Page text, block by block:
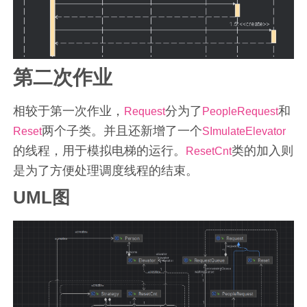
第二次作业
相较于第一次作业， Request分为了 PeopleRequest和
Reset两个子类。并且还新增了一个SImulateElevator
的线程，用于模拟电梯的运行。 ResetCnt类的加入则
是为了方便处理调度线程的结束。
UML图